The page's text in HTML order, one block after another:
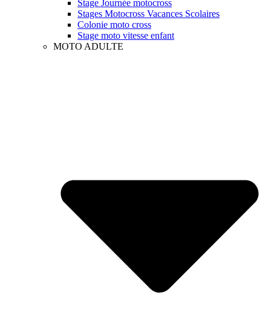
Stage Journée motocross
Stages Motocross Vacances Scolaires
Colonie moto cross
Stage moto vitesse enfant
MOTO ADULTE